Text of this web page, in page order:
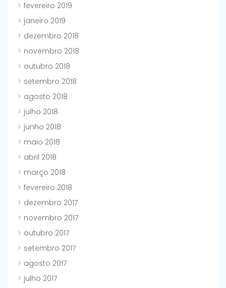
fevereiro 2019
janeiro 2019
dezembro 2018
novembro 2018
outubro 2018
setembro 2018
agosto 2018
julho 2018
junho 2018
maio 2018
abril 2018
março 2018
fevereiro 2018
dezembro 2017
novembro 2017
outubro 2017
setembro 2017
agosto 2017
julho 2017